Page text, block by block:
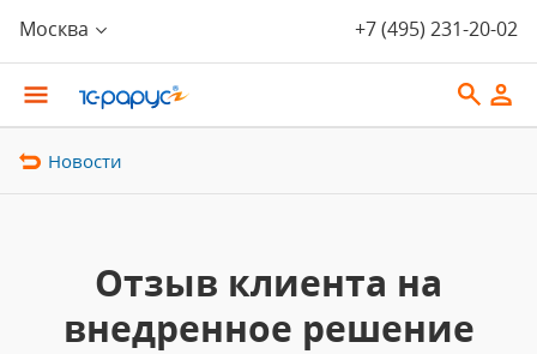
Москва +7 (495) 231-20-02
Новости
Отзыв клиента на
внедренное решение